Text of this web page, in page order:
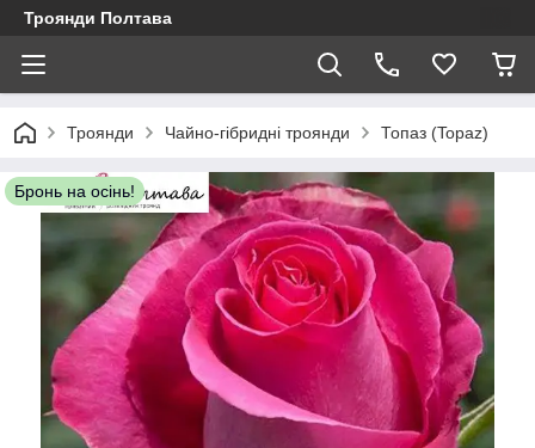
Троянди Полтава
Троянди Чайно-гібридні троянди Топаз (Topaz)
Бронь на осінь!